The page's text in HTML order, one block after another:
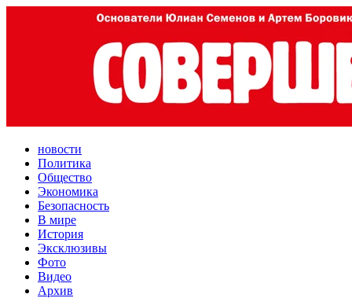
новости
Политика
Общество
Экономика
Безопасность
В мире
История
Эксклюзивы
Фото
Видео
Архив